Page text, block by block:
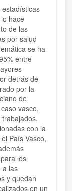
estadísticas
hace
de las
por salud
se ha
entre
detrás de
por la
de
vasco,
con la
País Vasco,
los
a las
y quedan
en un